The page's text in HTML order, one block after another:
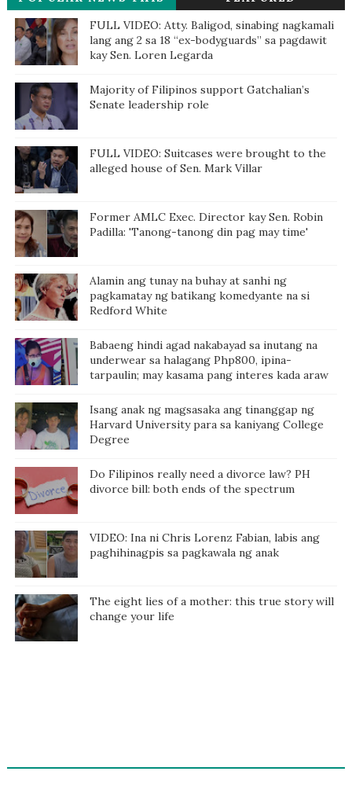
WEEKFULL VIDEO: Atty. Baligod, sinabing nagkamali
lang ang 2 sa 18 “ex-bodyguards” sa pagdawit
kay Sen. Loren Legarda
Majority of Filipinos support Gatchalian’s
Senate leadership role
FULL VIDEO: Suitcases were brought to the
alleged house of Sen. Mark Villar
Former AMLC Exec. Director kay Sen. Robin
Padilla: 'Tanong-tanong din pag may time'
Alamin ang tunay na buhay at sanhi ng
pagkamatay ng batikang komedyante na si
Redford White
Babaeng hindi agad nakabayad sa inutang na
underwear sa halagang Php800, ipina-
tarpaulin; may kasama pang interes kada araw
Isang anak ng magsasaka ang tinanggap ng
Harvard University para sa kaniyang College
Degree
Do Filipinos really need a divorce law? PH
divorce bill: both ends of the spectrum
VIDEO: Ina ni Chris Lorenz Fabian, labis ang
paghihinagpis sa pagkawala ng anak
The eight lies of a mother: this true story will
change your life